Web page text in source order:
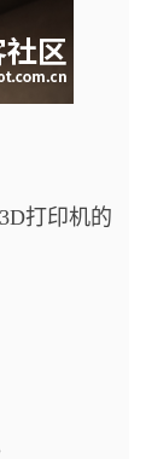
打印机的